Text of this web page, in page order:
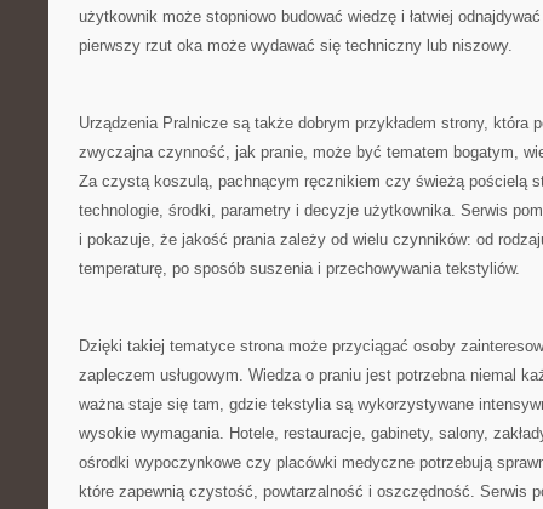
użytkownik może stopniowo budować wiedzę i łatwiej
pierwszy rzut oka może wydawać się techniczny lub niszowy.
Urządzenia Pralnicze są także dobrym przykładem strony, która
zwyczajna czynność, jak pranie, może być tematem bogatym,
Za czystą koszulą, pachnącym ręcznikiem czy świeżą pościelą
technologie, środki, parametry i decyzje użytkownika. Serwis
i pokazuje, że jakość prania zależy od wielu czynników: od
temperaturę, po sposób suszenia i przechowywania tekstyliów.
Dzięki takiej tematyce strona może przyciągać osoby
zapleczem usługowym. Wiedza o praniu jest potrzebna niemal
ważna staje się tam, gdzie tekstylia są wykorzystywane
wysokie wymagania. Hotele, restauracje, gabinety, salony,
ośrodki wypoczynkowe czy placówki medyczne potrzebują
które zapewnią czystość, powtarzalność i oszczędność. Serwis